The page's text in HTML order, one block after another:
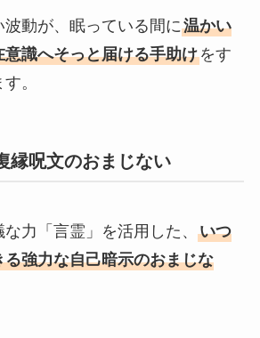
動が、眠っている間に温かい
識へそっと届ける手助けをす
。
縁呪文のおまじない
力「言霊」を活用した、 いつ
強力な自己暗示のおまじな